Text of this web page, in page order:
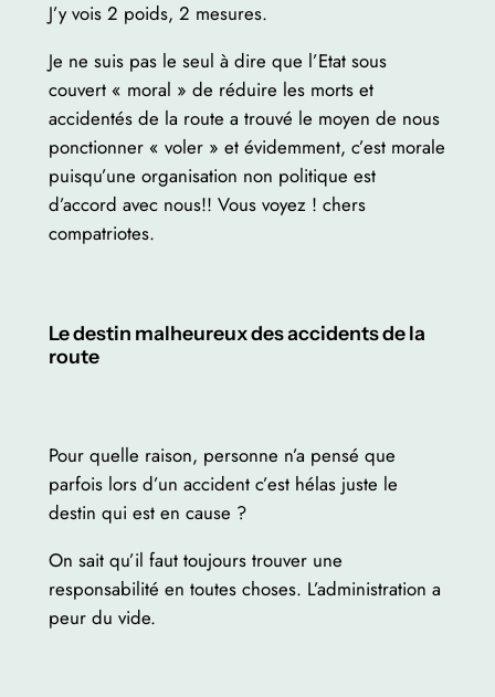
J’y vois 2 poids, 2 mesures.
Je ne suis pas le seul à dire que l’Etat sous
couvert « moral » de réduire les morts et
accidentés de la route a trouvé le moyen de nous
ponctionner « voler » et évidemment, c’est morale
puisqu’une organisation non politique est
d’accord avec nous!! Vous voyez ! chers
compatriotes.
Le destin malheureux des accidents de la
route
Pour quelle raison, personne n’a pensé que
parfois lors d’un accident c’est hélas juste le
destin qui est en cause ?
On sait qu’il faut toujours trouver une
responsabilité en toutes choses. L’administration a
peur du vide.